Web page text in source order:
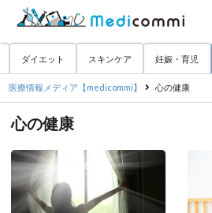
ダイエット スキンケア 妊娠・育児
医療情報メディア【medicommi】 心の健康
心の健康